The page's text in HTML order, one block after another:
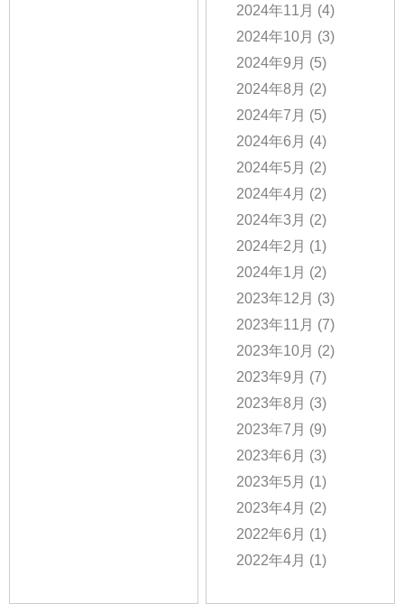
2024年11月 (4)
2024年10月 (3)
2024年9月 (5)
2024年8月 (2)
2024年7月 (5)
2024年6月 (4)
2024年5月 (2)
2024年4月 (2)
2024年3月 (2)
2024年2月 (1)
2024年1月 (2)
2023年12月 (3)
2023年11月 (7)
2023年10月 (2)
2023年9月 (7)
2023年8月 (3)
2023年7月 (9)
2023年6月 (3)
2023年5月 (1)
2023年4月 (2)
2022年6月 (1)
2022年4月 (1)